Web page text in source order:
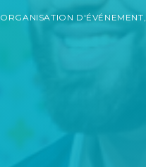
ORGANISATION D'ÉVÉNEMENT,